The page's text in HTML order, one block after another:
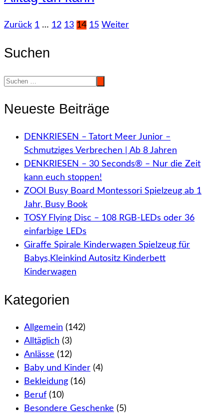
Seitennummerierung
der
Zurück 1 … 12 13 14 15 Weiter
Suchen
Neueste Beiträge
DENKRIESEN – Tatort Meer Junior –
Schmutziges Verbrechen | Ab 8 Jahren
DENKRIESEN – 30 Seconds® – Nur die Zeit
kann euch stoppen!
ZOOI Busy Board Montessori Spielzeug ab 1
Jahr, Busy Book
TOSY Flying Disc – 108 RGB-LEDs oder 36
einfarbige LEDs
Giraffe Spirale Kinderwagen Spielzeug für
Babys,Kleinkind Autositz Kinderbett
Kinderwagen
Kategorien
Allgemein (142)
Alltäglich (3)
Anlässe (12)
Baby und Kinder (4)
Bekleidung (16)
Beruf (10)
Besondere Geschenke (5)